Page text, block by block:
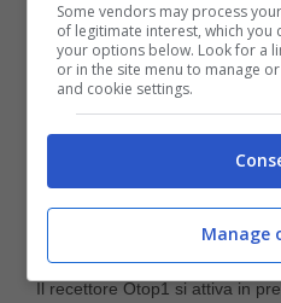
Il recettore Otop1 si attiva in
Some vendors may process
of legitimate interest, which you
your options below. Look for a
or in the site menu to manage
and cookie settings.
Manage